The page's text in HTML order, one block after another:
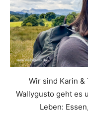
Wir sind Karin
Wallygusto geht es
Leben: